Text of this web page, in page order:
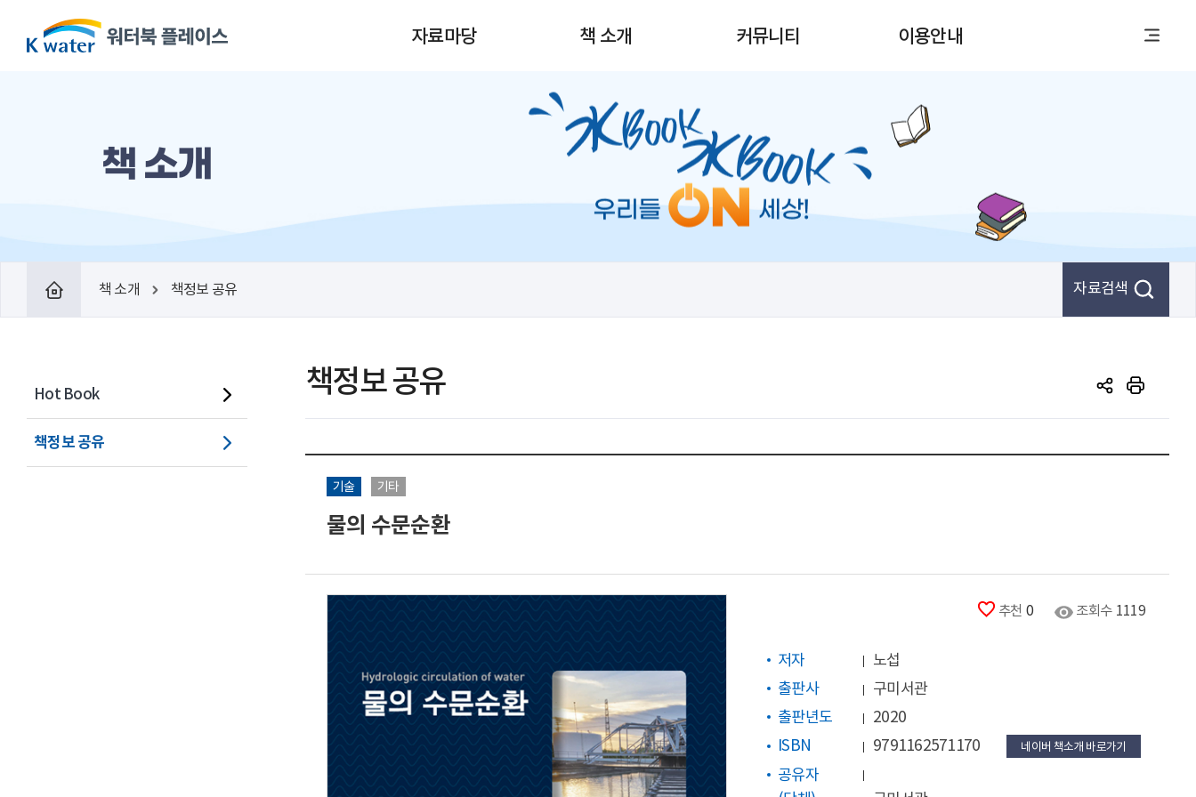
자료마당 책 소개 커뮤니티 이용안내
책 소개
책 소개 책정보 공유 자료검색
Hot Book
책정보 공유
책정보 공유
기술 기타
물의 수문순환
저자
노섭
출판사
구미서관
출판년도
2020
ISBN
9791162571170 네이버 책소개 바로가기
공유자
추천 0 조회수 1119